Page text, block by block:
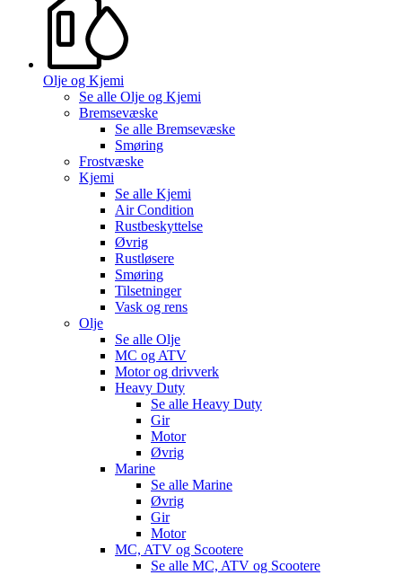
Olje og Kjemi
Se alle Olje og Kjemi
Bremsevæske
Se alle Bremsevæske
Smøring
Frostvæske
Kjemi
Se alle Kjemi
Air Condition
Rustbeskyttelse
Øvrig
Rustløsere
Smøring
Tilsetninger
Vask og rens
Olje
Se alle Olje
MC og ATV
Motor og drivverk
Heavy Duty
Se alle Heavy Duty
Gir
Motor
Øvrig
Marine
Se alle Marine
Øvrig
Gir
Motor
MC, ATV og Scootere
Se alle MC, ATV og Scootere